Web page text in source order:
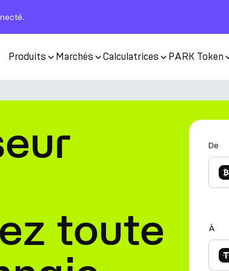
Produits Marchés Calculatrices PARK Token
toute
De
À